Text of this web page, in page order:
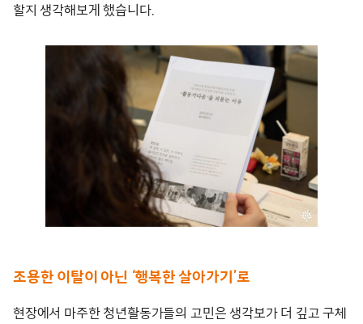
할지 생각해보게 했습니다.
조용한 이탈이 아닌 ‘행복한 살아가기’로
현장에서 마주한 청년활동가들의 고민은 생각보가 더 깊고 구체